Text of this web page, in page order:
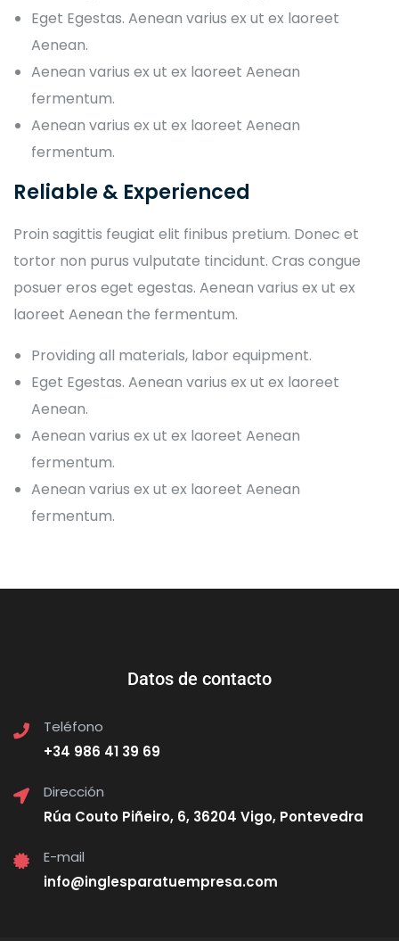
Eget Egestas. Aenean varius ex ut ex laoreet
Aenean.
Aenean varius ex ut ex laoreet Aenean
fermentum.
Aenean varius ex ut ex laoreet Aenean
fermentum.
Reliable & Experienced
Proin sagittis feugiat elit finibus pretium. Donec et
tortor non purus vulputate tincidunt. Cras congue
posuer eros eget egestas. Aenean varius ex ut ex
laoreet Aenean the fermentum.
Providing all materials, labor equipment.
Eget Egestas. Aenean varius ex ut ex laoreet
Aenean.
Aenean varius ex ut ex laoreet Aenean
fermentum.
Aenean varius ex ut ex laoreet Aenean
fermentum.
Datos de contacto
Teléfono
+34 986 41 39 69
Dirección
Rúa Couto Piñeiro, 6, 36204 Vigo, Pontevedra
E-mail
info@inglesparatuempresa.com